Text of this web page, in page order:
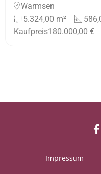
Warmsen
5.324,00 m²
Kaufpreis180.000,00 €
Impressum